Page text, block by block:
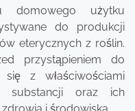
domowego użytku
do produkcji
eterycznych z roślin.
przystąpieniem do
się z właściwościami
substancji oraz ich